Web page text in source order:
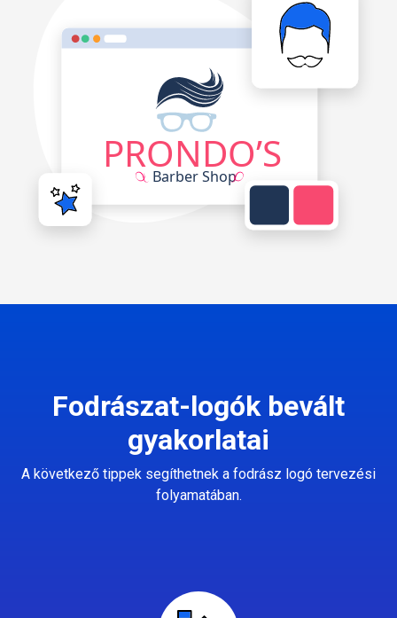
Fodrászat-logók bevált
gyakorlatai
A következő tippek segíthetnek a fodrász logó tervezési
folyamatában.